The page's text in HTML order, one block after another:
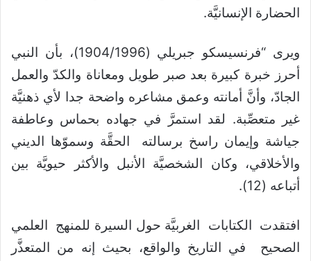
الحضارة الإنسانيَّة.
ويرى “فرنسيسكو جبريلي (1904/1996)، بأن النبي
أحرز خبرة كبيرة بعد صبر طويل ومعاناة والكدّ والعمل
الجادّ، وأنَّ أمانته وعمق مشاعره واضحة جدا لأي ذهنيَّة
غير متعصِّبة. لقد استمرَّ في جهاده بحماس وعاطفة
جياشة وإيمان راسخ برسالته الحقَّة وسموّها الديني
والأخلاقي، وكان الشخصيَّة الأنبل والأكثر حيويَّة بين
أتباعه (12).
افتقدت الكتابات الغربيَّة حول السيرة للمنهج العلمي
الصحيح في التاريخ والواقع، بحيث إنه من المتعذَّر